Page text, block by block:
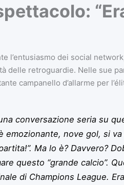
l’entusiasmo dei social
delle retroguardie. Nelle sue
campanello d’allarme per
conversazione seria su
nove gol, si va
Ma lo è? Davvero?
questo “grande calcio”.
di Champions League.